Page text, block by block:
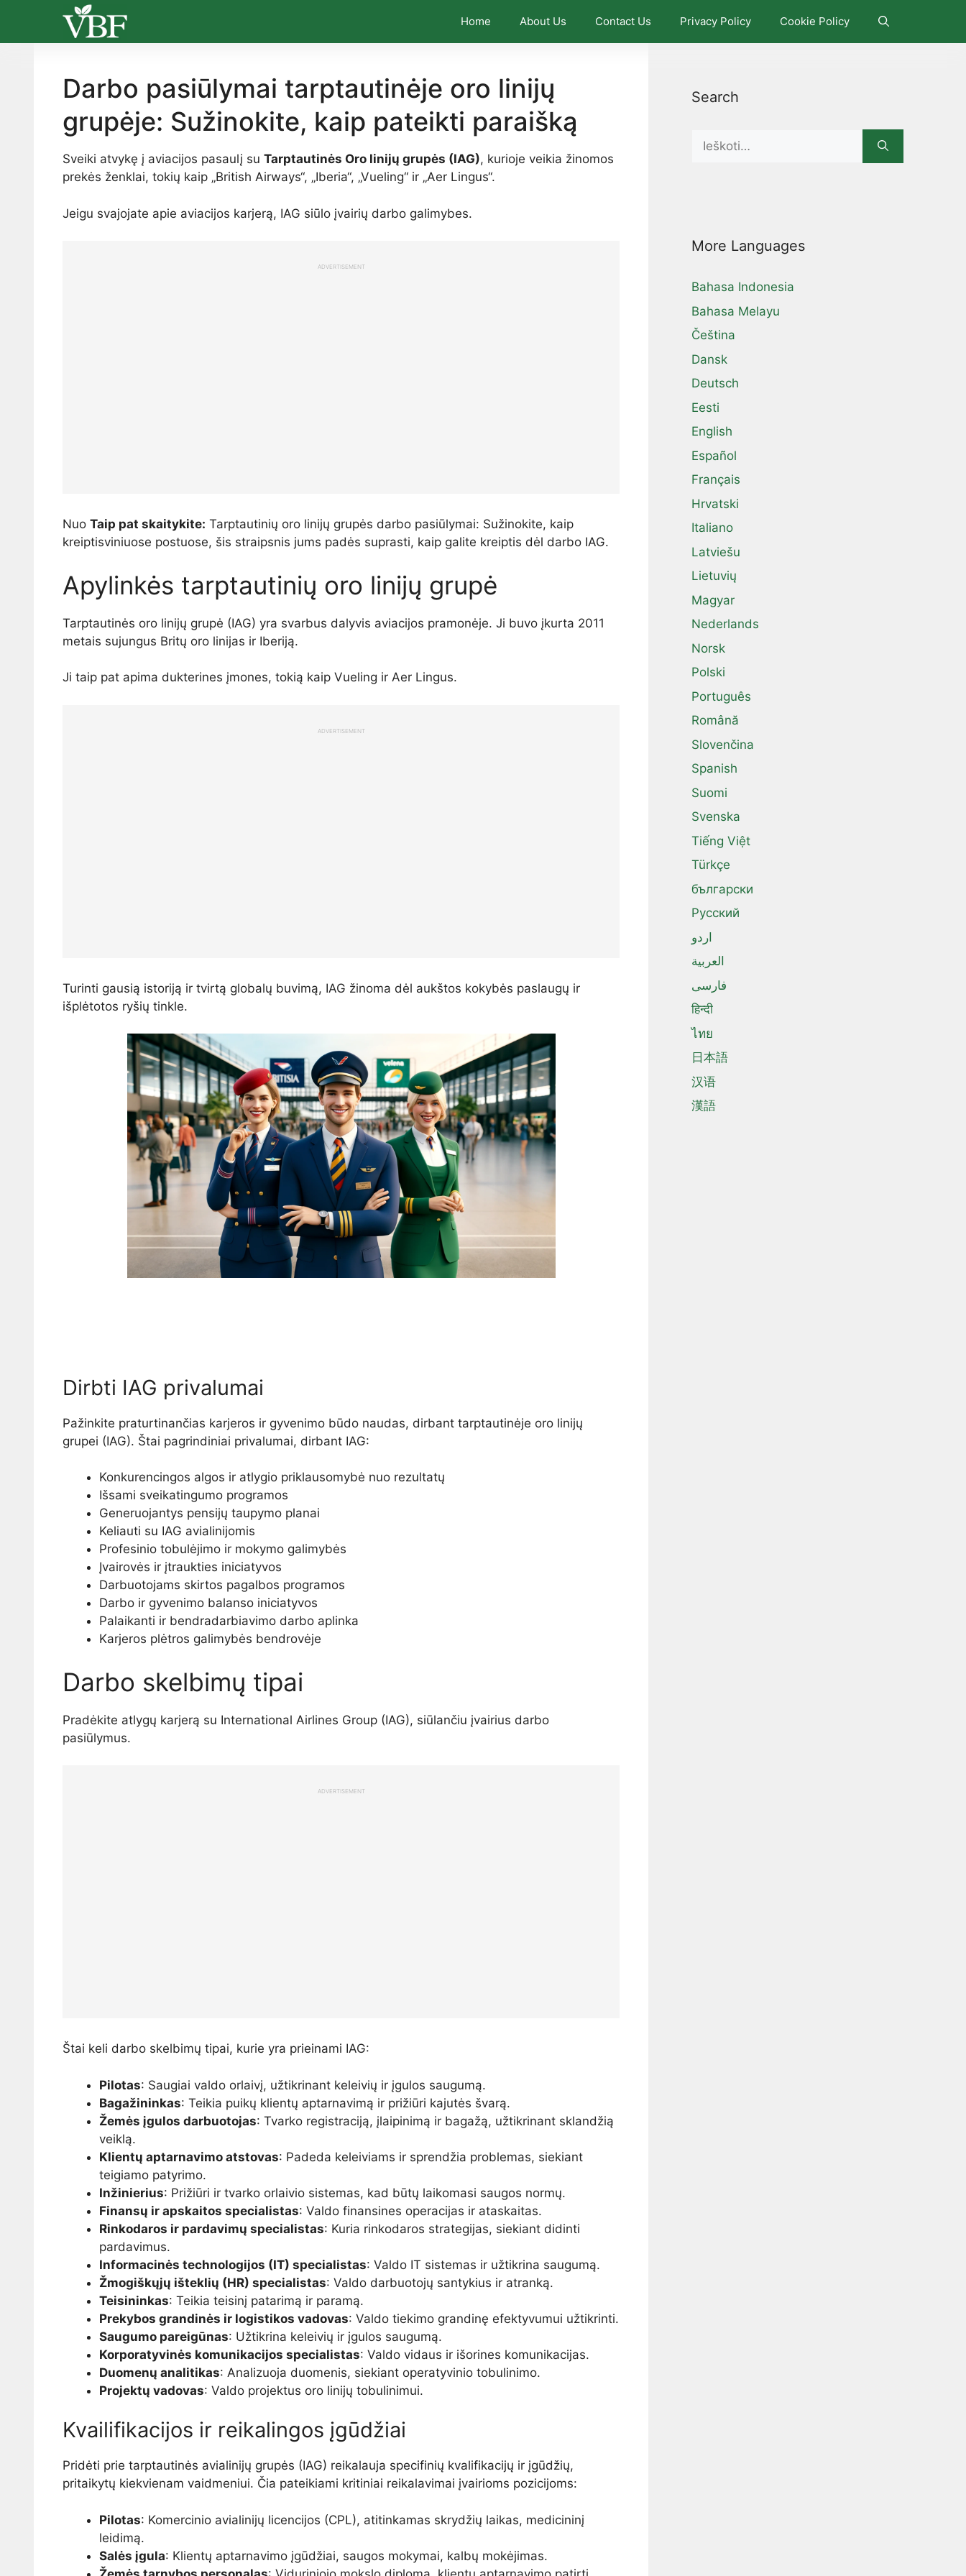
content
Home About Us Contact Us Privacy Policy Cookie Policy
Darbo pasiūlymai tarptautinėje oro linijų
grupėje: Sužinokite, kaip pateikti paraišką
Sveiki atvykę į aviacijos pasaulį su Tarptautinės Oro linijų grupės (IAG), kurioje veikia žinomos
prekės ženklai, tokių kaip „British Airways“, „Iberia“, „Vueling“ ir „Aer Lingus“.
Jeigu svajojate apie aviacijos karjerą, IAG siūlo įvairių darbo galimybes.
ADVERTISEMENT
Nuo Taip pat skaitykite: Tarptautinių oro linijų grupės darbo pasiūlymai: Sužinokite, kaip
kreiptisviniuose postuose, šis straipsnis jums padės suprasti, kaip galite kreiptis dėl darbo IAG.
Apylinkės tarptautinių oro linijų grupė
Tarptautinės oro linijų grupė (IAG) yra svarbus dalyvis aviacijos pramonėje. Ji buvo įkurta 2011
metais sujungus Britų oro linijas ir Iberiją.
Ji taip pat apima dukterines įmones, tokią kaip Vueling ir Aer Lingus.
ADVERTISEMENT
Turinti gausią istoriją ir tvirtą globalų buvimą, IAG žinoma dėl aukštos kokybės paslaugų ir
išplėtotos ryšių tinkle.
Dirbti IAG privalumai
Pažinkite praturtinančias karjeros ir gyvenimo būdo naudas, dirbant tarptautinėje oro linijų
grupei (IAG). Štai pagrindiniai privalumai, dirbant IAG:
Konkurencingos algos ir atlygio priklausomybė nuo rezultatų
Išsami sveikatingumo programos
Generuojantys pensijų taupymo planai
Keliauti su IAG avialinijomis
Profesinio tobulėjimo ir mokymo galimybės
Įvairovės ir įtraukties iniciatyvos
Darbuotojams skirtos pagalbos programos
Darbo ir gyvenimo balanso iniciatyvos
Palaikanti ir bendradarbiavimo darbo aplinka
Karjeros plėtros galimybės bendrovėje
Darbo skelbimų tipai
Pradėkite atlygų karjerą su International Airlines Group (IAG), siūlančiu įvairius darbo
pasiūlymus.
ADVERTISEMENT
Štai keli darbo skelbimų tipai, kurie yra prieinami IAG:
Pilotas: Saugiai valdo orlaivį, užtikrinant keleivių ir įgulos saugumą.
Bagažininkas: Teikia puikų klientų aptarnavimą ir prižiūri kajutės švarą.
Žemės įgulos darbuotojas: Tvarko registraciją, įlaipinimą ir bagažą, užtikrinant sklandžią
veiklą.
Klientų aptarnavimo atstovas: Padeda keleiviams ir sprendžia problemas, siekiant
teigiamo patyrimo.
Inžinierius: Prižiūri ir tvarko orlaivio sistemas, kad būtų laikomasi saugos normų.
Finansų ir apskaitos specialistas: Valdo finansines operacijas ir ataskaitas.
Rinkodaros ir pardavimų specialistas: Kuria rinkodaros strategijas, siekiant didinti
pardavimus.
Informacinės technologijos (IT) specialistas: Valdo IT sistemas ir užtikrina saugumą.
Žmogiškųjų išteklių (HR) specialistas: Valdo darbuotojų santykius ir atranką.
Teisininkas: Teikia teisinį patarimą ir paramą.
Prekybos grandinės ir logistikos vadovas: Valdo tiekimo grandinę efektyvumui užtikrinti.
Saugumo pareigūnas: Užtikrina keleivių ir įgulos saugumą.
Korporatyvinės komunikacijos specialistas: Valdo vidaus ir išorines komunikacijas.
Duomenų analitikas: Analizuoja duomenis, siekiant operatyvinio tobulinimo.
Projektų vadovas: Valdo projektus oro linijų tobulinimui.
Kvailifikacijos ir reikalingos įgūdžiai
Pridėti prie tarptautinės avialinijų grupės (IAG) reikalauja specifinių kvalifikacijų ir įgūdžių,
pritaikytų kiekvienam vaidmeniui. Čia pateikiami kritiniai reikalavimai įvairioms pozicijoms:
Pilotas: Komercinio avialinijų licencijos (CPL), atitinkamas skrydžių laikas, medicininį
leidimą.
Salės įgula: Klientų aptarnavimo įgūdžiai, saugos mokymai, kalbų mokėjimas.
Search
Search
More Languages
Bahasa Indonesia
Bahasa Melayu
Čeština
Dansk
Deutsch
Eesti
English
Español
Français
Hrvatski
Italiano
Latviešu
Lietuvių
Magyar
Nederlands
Norsk
Polski
Português
Română
Slovenčina
Spanish
Suomi
Svenska
Tiếng Việt
Türkçe
български
Русский
اردو
العربية
فارسی
हिन्दी
ไทย
日本語
汉语
漢語